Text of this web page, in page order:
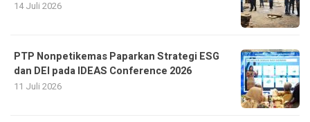
14 Juli 2026
PTP Nonpetikemas Paparkan Strategi ESG
dan DEI pada IDEAS Conference 2026
11 Juli 2026